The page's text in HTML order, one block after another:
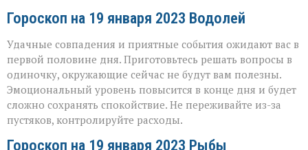
Гороскоп на 19 января 2023 Водолей
Удачные совпадения и приятные события ожидают вас в
первой половине дня. Приготовьтесь решать вопросы в
одиночку, окружающие сейчас не будут вам полезны.
Эмоциональный уровень повысится в конце дня и будет
сложно сохранять спокойствие. Не переживайте из-за
пустяков, контролируйте расходы.
Гороскоп на 19 января 2023 Рыбы